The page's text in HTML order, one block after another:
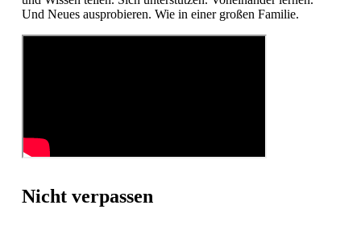
Und Neues ausprobieren. Wie in einer großen Familie.
Nicht verpassen